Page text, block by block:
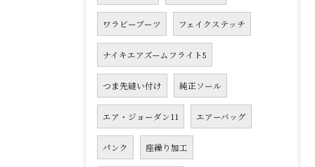
ワラビーブーツ フェイクステッチ
ナイキエアズームフライト5
つま先縫い付け 純正ソール
エア・ジョーダン11 エアーバッグ
パンク 座繰り加工